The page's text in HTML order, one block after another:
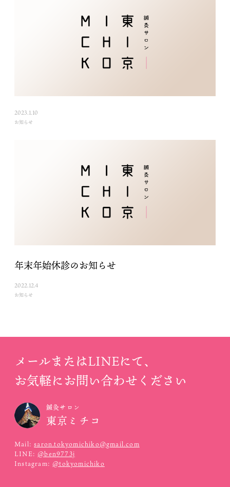
2023.1.10
お知らせ
年末年始休診のお知らせ
2022.12.4
お知らせ
メールまたはLINEにて、
お気軽にお問い合わせください
鍼灸サロン
東京ミチコ
Mail:saron.tokyomichiko@gmail.com
LINE: @ben9773j
Instagram: @tokyomichiko